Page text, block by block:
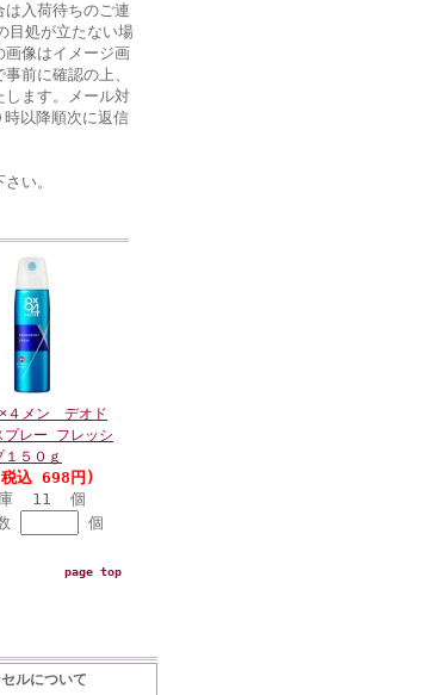
入荷待ちのご連
目処が立たない場
画像はイメージ画
前に確認の上、
します。メール対
以降順次に返信
い。
４メン デオド
プレー フレッシ
１５０ｇ
込 698円)
庫 11 個
個
page top
ルについて